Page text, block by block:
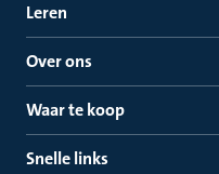
Leren
Over ons
Waar te koop
Snelle links